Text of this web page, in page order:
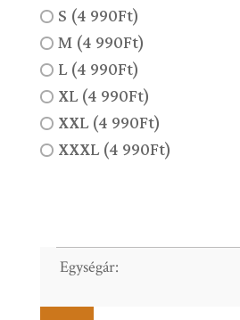
S (4 990Ft)
M (4 990Ft)
L (4 990Ft)
XL (4 990Ft)
XXL (4 990Ft)
XXXL (4 990Ft)
Egységár: